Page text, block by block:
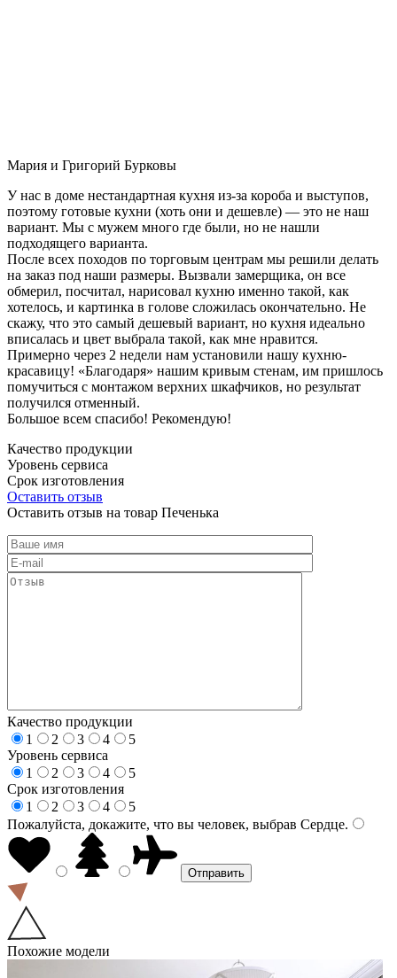
Мария и Григорий Бурковы
У нас в доме нестандартная кухня из-за короба и выступов,
поэтому готовые кухни (хоть они и дешевле) — это не наш
вариант. Мы с мужем много где были, но не нашли
подходящего варианта.
После всех походов по торговым центрам мы решили делать
на заказ под наши размеры. Вызвали замерщика, он все
обмерил, посчитал, нарисовал кухню именно такой, как
хотелось, и картинка в голове сложилась окончательно. Не
скажу, что это самый дешевый вариант, но кухня идеально
вписалась и цвет выбрала такой, как мне нравится.
Примерно через 2 недели нам установили нашу кухню-
красавицу! «Благодаря» нашим кривым стенам, им пришлось
помучиться с монтажом верхних шкафчиков, но результат
получился отменный.
Большое всем спасибо! Рекомендую!
Качество продукции
Уровень сервиса
Срок изготовления
Оставить отзыв
Оставить отзыв на товар Печенька
Качество продукции
1
2 3 4
5
Уровень сервиса
1
2 3 4
5
Срок изготовления
1
2 3 4
5
Пожалуйста, докажите, что вы человек, выбрав Сердце.
Похожие модели